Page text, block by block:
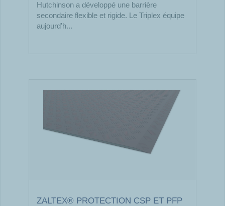
Hutchinson a développé une barrière
secondaire flexible et rigide. Le Triplex équipe
aujourd’h...
ZALTEX® PROTECTION CSP ET PFP